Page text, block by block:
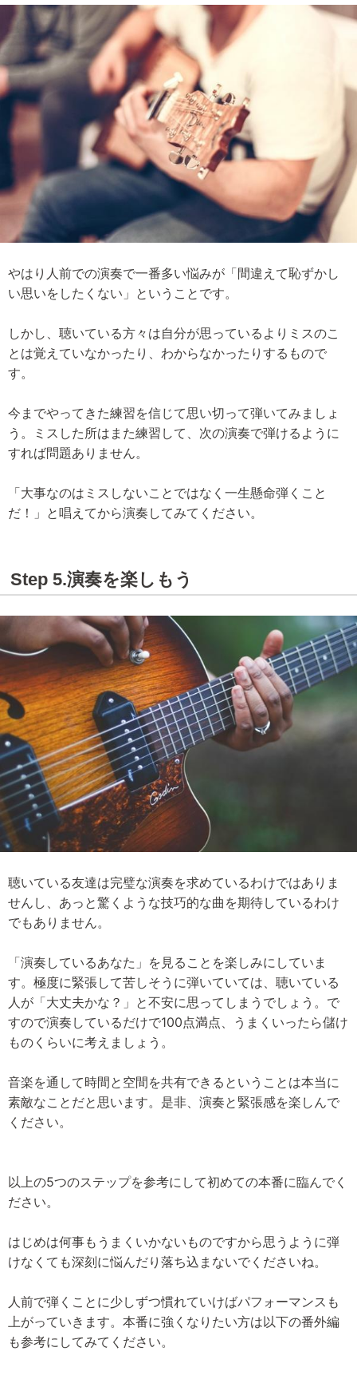
やはり人前での演奏で一番多い悩みが「間違えて恥ずかし
い思いをしたくない」ということです。
しかし、聴いている方々は自分が思っているよりミスのこ
とは覚えていなかったり、わからなかったりするもので
す。
今までやってきた練習を信じて思い切って弾いてみましょ
う。ミスした所はまた練習して、次の演奏で弾けるように
すれば問題ありません。
「大事なのはミスしないことではなく一生懸命弾くこと
だ！」と唱えてから演奏してみてください。
Step 5.演奏を楽しもう
聴いている友達は完璧な演奏を求めているわけではありま
せんし、あっと驚くような技巧的な曲を期待しているわけ
でもありません。
「演奏しているあなた」を見ることを楽しみにしていま
す。極度に緊張して苦しそうに弾いていては、聴いている
人が「大丈夫かな？」と不安に思ってしまうでしょう。で
すので演奏しているだけで100点満点、うまくいったら儲け
ものくらいに考えましょう。
音楽を通して時間と空間を共有できるということは本当に
素敵なことだと思います。是非、演奏と緊張感を楽しんで
ください。
以上の5つのステップを参考にして初めての本番に臨んでく
ださい。
はじめは何事もうまくいかないものですから思うように弾
けなくても深刻に悩んだり落ち込まないでくださいね。
人前で弾くことに少しずつ慣れていけばパフォーマンスも
上がっていきます。本番に強くなりたい方は以下の番外編
も参考にしてみてください。